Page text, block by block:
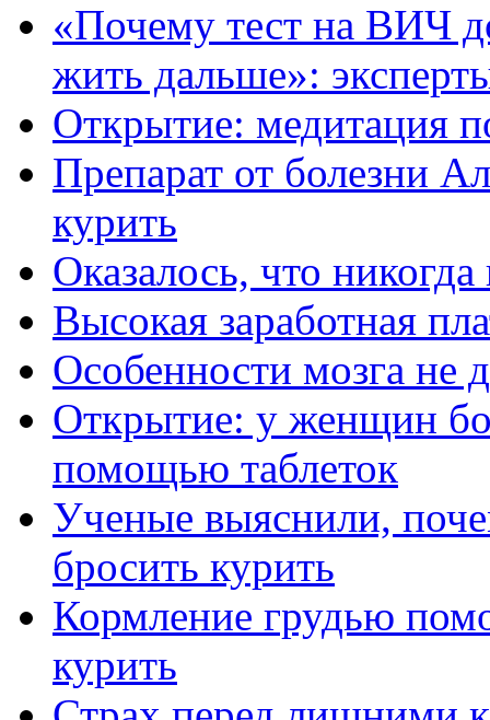
«Почему тест на ВИЧ
жить дальше»:
Открытие: медитация
Препарат от болезни
курить
Оказалось, что
Высокая заработная
Особенности мозга не
Открытие: у женщин
помощью таблеток
Ученые выяснили,
бросить курить
Кормление грудью
курить